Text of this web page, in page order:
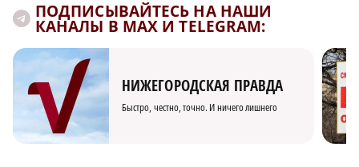
ПОДПИСЫВАЙТЕСЬ НА НАШИ
КАНАЛЫ В MAX И TELEGRAM:
НИЖЕГОРОДСКАЯ ПРАВДА
Быстро, честно, точно. И ничего лишнего